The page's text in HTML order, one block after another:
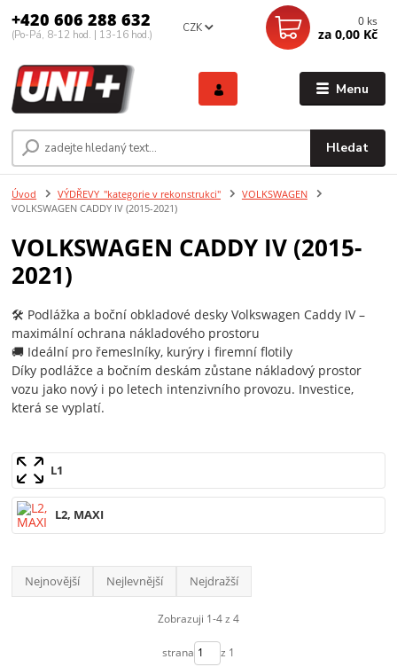
Menu
CZK
Hledat
+420 606 288 632
(Po-Pá, 8-12 hod. | 13-16 hod.)
0 ks
za 0,00 Kč
Úvod VÝDŘEVY_"kategorie v rekonstrukci"
VOLKSWAGEN
VOLKSWAGEN CADDY IV (2015-2021)
VOLKSWAGEN CADDY IV (2015-
2021)
🛠️ Podlážka a boční obkladové desky Volkswagen Caddy IV –
maximální ochrana nákladového prostoru
🚚 Ideální pro řemeslníky, kurýry i firemní flotily
Díky podlážce a bočním deskám zůstane nákladový prostor
vozu jako nový i po letech intenzivního provozu. Investice,
která se vyplatí.
L1
L2, MAXI
Nejnovější Nejlevnější Nejdražší
Zobrazuji 1-4 z 4
strana z 1